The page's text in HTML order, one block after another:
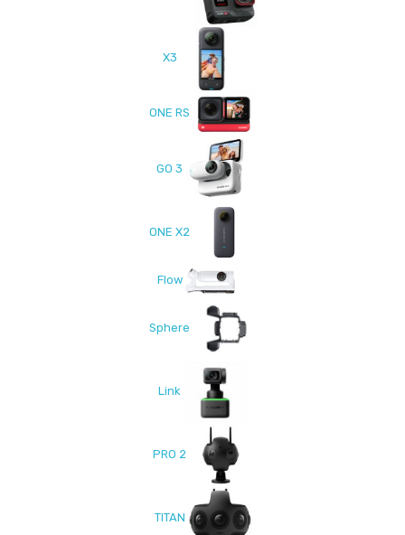
X3
ONE RS
GO 3
ONE X2
Flow
Sphere
Link
PRO 2
TITAN